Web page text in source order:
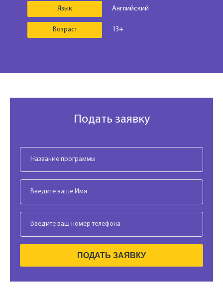
Язык Английский
Возраст 13+
Подать заявку
ПОДАТЬ ЗАЯВКУ